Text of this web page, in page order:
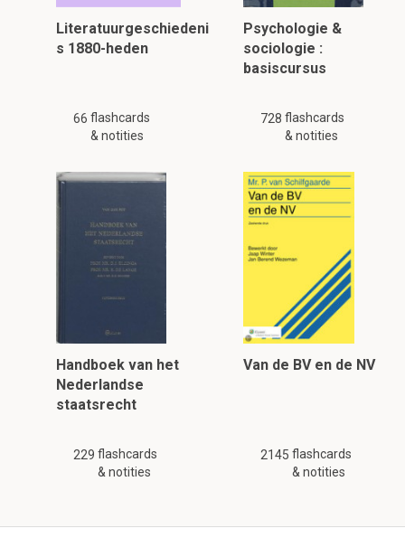
Literatuurgeschiedeni
s 1880-heden
66 flashcards
& notities
Psychologie &
sociologie :
basiscursus
728 flashcards
& notities
Handboek van het
Nederlandse
staatsrecht
229 flashcards
& notities
Van de BV en de NV
2145 flashcards
& notities